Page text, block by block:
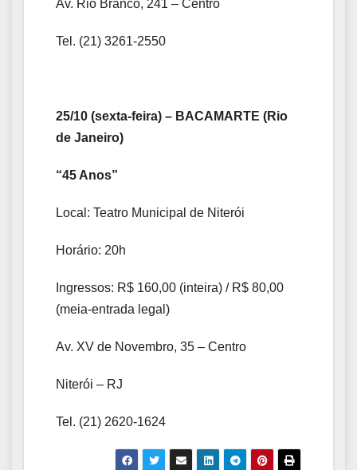
Av. Rio Branco, 241 – Centro
Tel. (21) 3261-2550
25/10 (sexta-feira) – BACAMARTE (Rio
de Janeiro)
“45 Anos”
Local: Teatro Municipal de Niterói
Horário: 20h
Ingressos: R$ 160,00 (inteira) / R$ 80,00
(meia-entrada legal)
Av. XV de Novembro, 35 – Centro
Niterói – RJ
Tel. (21) 2620-1624